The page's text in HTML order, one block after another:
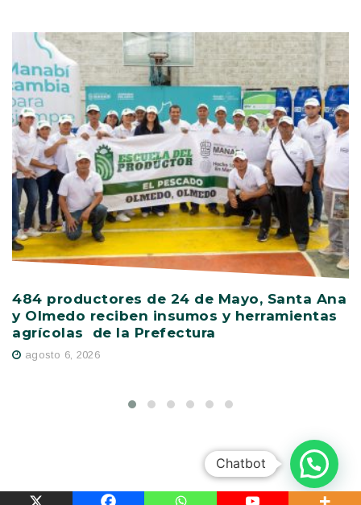
484 productores de 24 de Mayo, Santa Ana
y Olmedo reciben insumos y herramientas
agrícolas de la Prefectura
agosto 6, 2026
Chatbot